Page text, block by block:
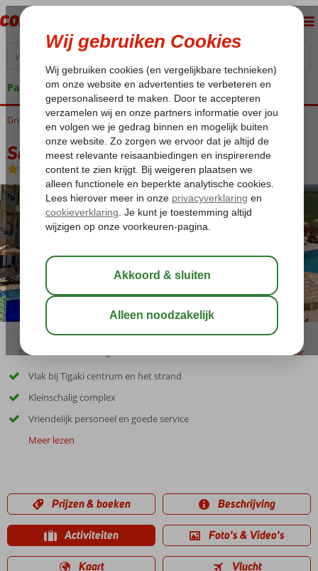
Pakketgarantie
Home
Griekenland Kos Tigaki Socrates Appartementen
Socrates Appartementen
Logies-Appartement
03:45 bewaar
Vlak bij Tigaki centrum en het strand
Kleinschalig complex
Vriendelijk personeel en goede service
Meer lezen
Prijzen & boeken Beschrijving
Activiteiten Foto's & Video's
Kaart Vlucht